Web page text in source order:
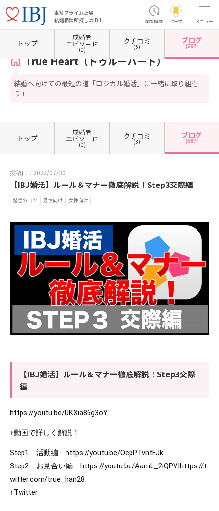
東証プライム上場
結婚相談所探しはIBJ
閲覧履歴 キープ メニュー
ホーム 大阪府の結婚相談所 大阪府大阪市 大阪府大阪市中央区 True Heart（トゥル
True Heart（トゥルーハート）
結婚へ向けての最短の道「ロジカル婚活」に一緒に取り組も
う！
トップ
成婚者
エピソード
(0)
クチコミ
(3)
ブログ
(587)
トップ
成婚者
エピソード
(0)
クチコミ
(3)
ブログ
(587)
投稿日：2022/07/30
【IBJ婚活】ルール＆マナー徹底解説！Step3交際編
婚活のコツ 男性向け 女性向け
【IBJ婚活】ルール＆マナー徹底解説！Step3交際
編
https://youtu.be/UKXia86g3oY
↑動画で詳しく解説！
Step1　活動編 https://youtu.be/OcpPTvntEJk
Step2　お見合い編 https://youtu.be/Aamb_2iQPVIhttps://t
witter.com/true_han28
↑Twitter